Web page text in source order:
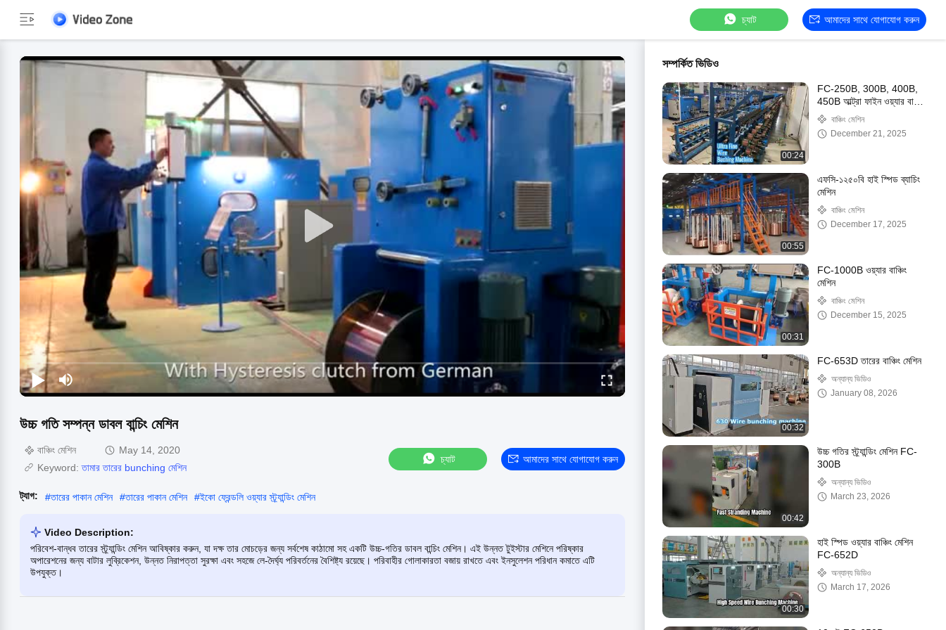
চ্যাট আমাদের সাথে যোগাযোগ করুন
উচ্চ গতি সম্পন্ন ডাবল বান্চিং মেশিন
বাঞ্চিং মেশিন
May 14, 2020
Keyword:তামার তারের bunching মেশিন
চ্যাট আমাদের সাথে যোগাযোগ করুন
ট্যাগ: #তারের পাকান মেশিন #তারের পাকান মেশিন #ইকো ফ্রেন্ডলি ওয়্যার স্ট্র্যান্ডিং মেশিন
Video Description:
পরিবেশ-বান্ধব তারের স্ট্র্যান্ডিং মেশিন আবিষ্কার করুন, যা দক্ষ তার মোচড়ের জন্য সর্বশেষ কাঠামো সহ একটি উচ্চ-গতির ডাবল বান্চিং মেশিন। এই উন্নত টুইস্টার মেশিনে পরিষ্কার
অপারেশনের জন্য বাটার লুব্রিকেশন, উন্নত নিরাপত্তা সুরক্ষা এবং সহজে লে-দৈর্ঘ্য পরিবর্তনের বৈশিষ্ট্য রয়েছে। পরিবাহীর গোলাকারতা বজায় রাখতে এবং ইনসুলেশন পরিধান কমাতে এটি
উপযুক্ত।
সম্পর্কিত ভিডিও
00:24
FC-250B, 300B, 400B,
450B আল্ট্রা ফাইন ওয়্যার বাঞ্চিং
মেশিনবাঞ্চিং মেশিন
December 21, 2025
00:55
এফসি-১২৫০বি হাই স্পিড ব্যাচিং
মেশিন
বাঞ্চিং মেশিন
December 17, 2025
00:31
FC-1000B ওয়্যার বাঞ্চিং
মেশিন
বাঞ্চিং মেশিন
December 15, 2025
00:32
FC-653D তারের বাঞ্চিং মেশিন
অন্যান্য ভিডিও
January 08, 2026
00:42
উচ্চ গতির স্ট্র্যান্ডিং মেশিন FC-
300B
অন্যান্য ভিডিও
March 23, 2026
00:30
হাই স্পিড ওয়্যার বাঞ্চিং মেশিন
FC-652D
অন্যান্য ভিডিও
March 17, 2026